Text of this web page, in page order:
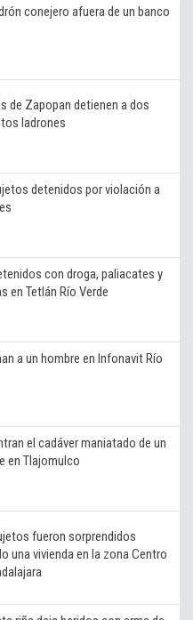
conejero afuera de un banco
de Zapopan detienen a dos
ladrones
detenidos por violación a
con droga, paliacates y
en Tetlán Río Verde
a un hombre en Infonavit Río
el cadáver maniatado de un
en Tlajomulco
fueron sorprendidos
una vivienda en la zona Centro